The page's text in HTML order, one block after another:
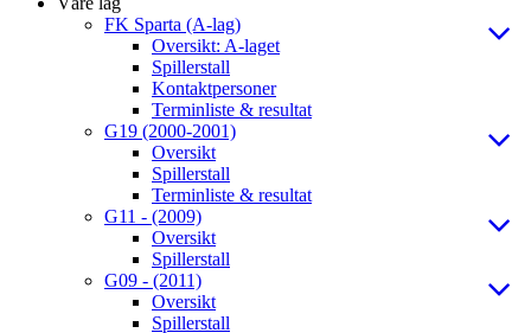
FK Sparta (A-lag)
Oversikt: A-laget
Spillerstall
Kontaktpersoner
Terminliste & resultat
G19 (2000-2001)
Oversikt
Spillerstall
Terminliste & resultat
G11 - (2009)
Oversikt
Spillerstall
G09 - (2011)
Oversikt
Spillerstall